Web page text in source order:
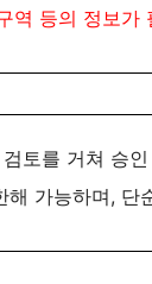
역 등의 정보가
토를 거쳐 승
해 가능하며, 단